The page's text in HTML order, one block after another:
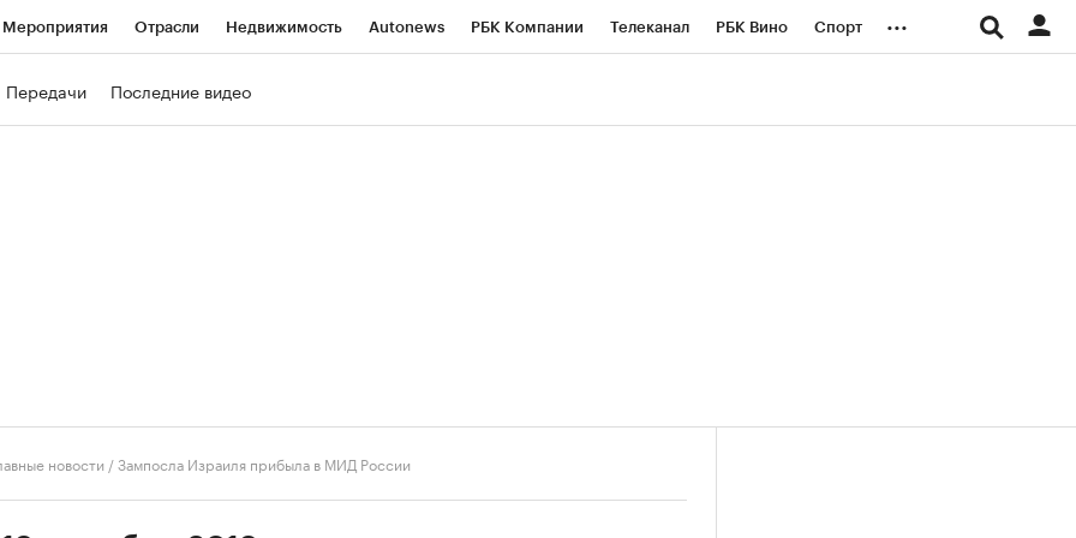
Мероприятия Отрасли Недвижимость Autonews РБК Компании Телеканал РБК Вино Спорт ...
Передачи Последние видео
новости /Зампосла Израиля прибыла в МИД России